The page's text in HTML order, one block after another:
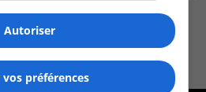
Autoriser
vos préférences